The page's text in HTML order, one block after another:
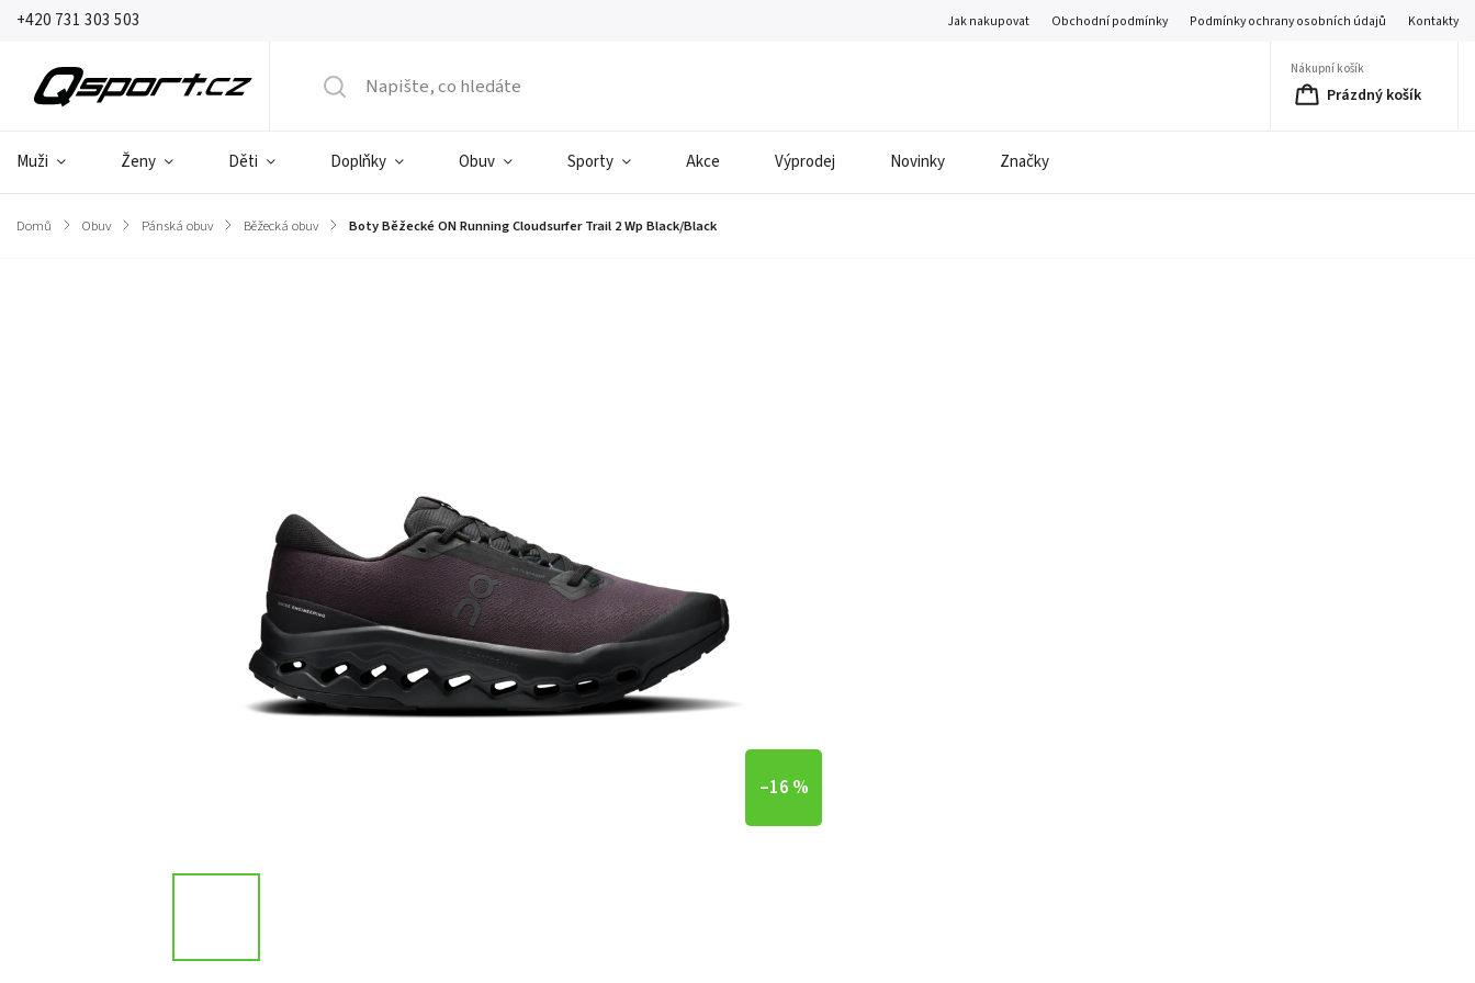
+420 731 303 503 Jak nakupovat Obchodní podmínky Podmínky ochrany osobních údajů Kontakty
Nákupní košík
Prázdný košík
Muži Ženy Děti Doplňky Obuv Sporty Akce Výprodej Novinky Značky
Domů / Obuv / Pánská obuv / Běžecká obuv / Boty Běžecké ON Running Cloudsurfer Trail 2 Wp Black/Black
–16 %